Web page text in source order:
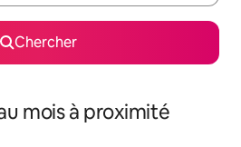
Chercher
mois à proximité